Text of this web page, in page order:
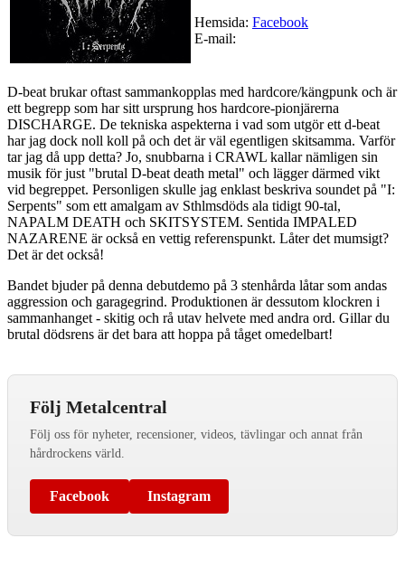
Hemsida: Facebook
E-mail:
D-beat brukar oftast sammankopplas med hardcore/kängpunk och är
ett begrepp som har sitt ursprung hos hardcore-pionjärerna
DISCHARGE. De tekniska aspekterna i vad som utgör ett d-beat
har jag dock noll koll på och det är väl egentligen skitsamma. Varför
tar jag då upp detta? Jo, snubbarna i CRAWL kallar nämligen sin
musik för just "brutal D-beat death metal" och lägger därmed vikt
vid begreppet. Personligen skulle jag enklast beskriva soundet på "I:
Serpents" som ett amalgam av Sthlmsdöds ala tidigt 90-tal,
NAPALM DEATH och SKITSYSTEM. Sentida IMPALED
NAZARENE är också en vettig referenspunkt. Låter det mumsigt?
Det är det också!
Bandet bjuder på denna debutdemo på 3 stenhårda låtar som andas
aggression och garagegrind. Produktionen är dessutom klockren i
sammanhanget - skitig och rå utav helvete med andra ord. Gillar du
brutal dödsrens är det bara att hoppa på tåget omedelbart!
Följ Metalcentral
Följ oss för nyheter, recensioner, videos, tävlingar och annat från
hårdrockens värld.
Facebook Instagram